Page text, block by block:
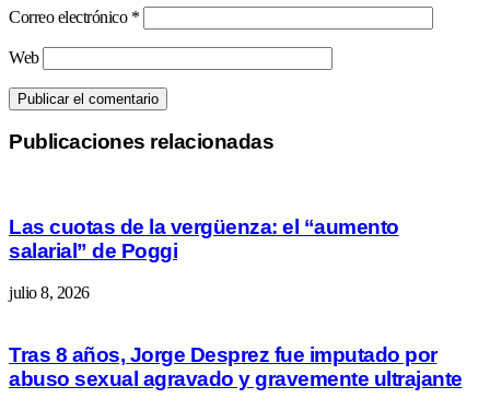
Correo electrónico *
Web
Publicaciones relacionadas
Las cuotas de la vergüenza: el “aumento
salarial” de Poggi
julio 8, 2026
Tras 8 años, Jorge Desprez fue imputado por
abuso sexual agravado y gravemente ultrajante